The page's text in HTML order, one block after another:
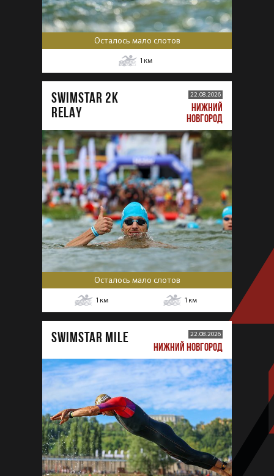
Осталось мало слотов
1 км
SWIMSTAR 2K
RELAY
22.08.2026
НИЖНИЙ
НОВГОРОД
Осталось мало слотов
1 км 1 км
SWIMSTAR MILE 22.08.2026
НИЖНИЙ НОВГОРОД